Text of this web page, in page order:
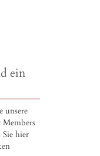
ein
unsere
Members
hier